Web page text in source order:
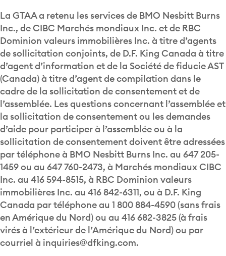
La GTAA a retenu les services de BMO Nesbitt Burns
Inc., de CIBC Marchés mondiaux Inc. et de RBC
Dominion valeurs immobilières Inc. à titre d’agents
de sollicitation conjoints, de D.F. King Canada à titre
d’agent d’information et de la Société de fiducie AST
(Canada) à titre d’agent de compilation dans le
cadre de la sollicitation de consentement et de
l’assemblée. Les questions concernant l’assemblée et
la sollicitation de consentement ou les demandes
d’aide pour participer à l’assemblée ou à la
sollicitation de consentement doivent être adressées
par téléphone à BMO Nesbitt Burns Inc. au 647 205-
1459 ou au 647 760-2473, à Marchés mondiaux CIBC
Inc. au 416 594-8515, à RBC Dominion valeurs
immobilières Inc. au 416 842-6311, ou à D.F. King
Canada par téléphone au 1 800 884-4590 (sans frais
en Amérique du Nord) ou au 416 682-3825 (à frais
virés à l’extérieur de l’Amérique du Nord) ou par
courriel à inquiries@dfking.com.